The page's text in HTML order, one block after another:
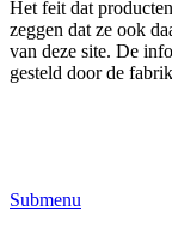
Het feit dat
zeggen dat ze ook
van deze site. De
gesteld door de
Submenu